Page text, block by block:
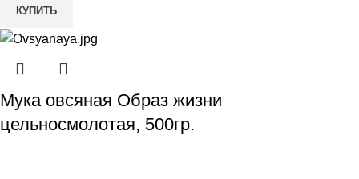
КУПИТЬ
Мука овсяная Образ жизни
цельносмолотая, 500гр.